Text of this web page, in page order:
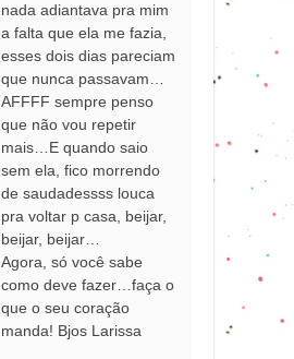
nada adiantava pra mim
a falta que ela me fazia,
esses dois dias pareciam
que nunca passavam…
AFFFF sempre penso
que não vou repetir
mais…E quando saio
sem ela, fico morrendo
de saudadessss louca
pra voltar p casa, beijar,
beijar, beijar…
Agora, só você sabe
como deve fazer…faça o
que o seu coração
manda! Bjos Larissa